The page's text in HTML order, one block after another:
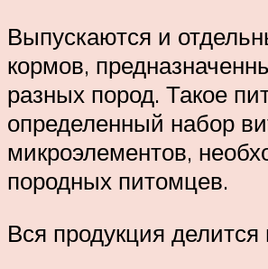
Выпускаются и
кормов,
разных пород. Такое
определенный набор
микроэлементов,
породных питомцев.
Вся продукция делится